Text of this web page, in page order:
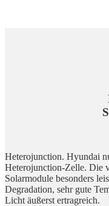
Heterojunction. Hyundai
Heterojunction-Zelle. Die
Solarmodule besonders
Degradation, sehr gute
Licht äußerst ertragreich.